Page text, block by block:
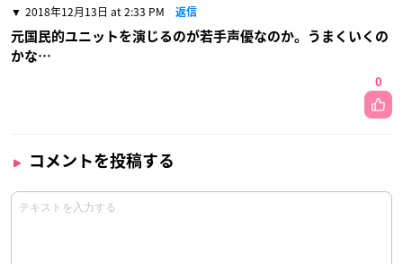
2018年12月13日 at 2:33 PM 返信
元国民的ユニットを演じるのが若手声優なのか。うまくいくの
かな…
0
コメントを投稿する